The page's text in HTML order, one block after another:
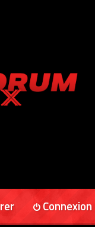
Connexion